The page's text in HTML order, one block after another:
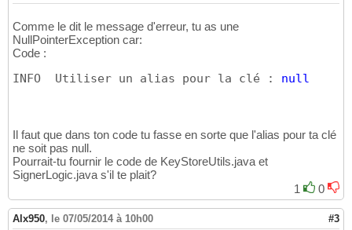
37
38
39
41
45
46
47
48
50
51
		        Path filename = ev.context();
String type =
		        try {
		            if (!Files.probeContentType(child).equals("application/pdf")) {
		           }
		        } catch (IOException x) {
		            System.err.println(x);
		        }
Comme le dit le message d'erreur, tu as une
NullPointerException car:
Code :
INFO  Utiliser un alias pour la clé : null
Il faut que dans ton code tu fasse en sorte que l'alias pour ta clé
ne soit pas null.
Pourrait-tu fournir le code de KeyStoreUtils.java et
SignerLogic.java s'il te plait?
1
0
Alx950, le 07/05/2014 à 10h00 #3